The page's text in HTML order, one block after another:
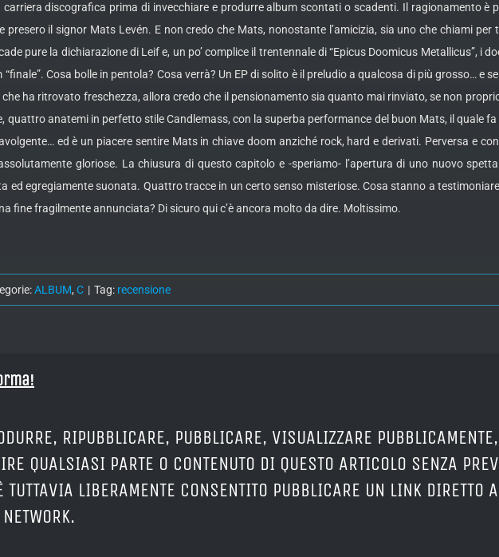
carriera discografica prima di invecchiare e produrre album scontati o scadenti. Il ragionamento è
presero il signor Mats Levén. E non credo che Mats, nonostante l’amicizia, sia uno che chiami
pure la dichiarazione di Leif e, un po’ complice il trentennale di “Epicus Doomicus Metallicus”, i
“finale”. Cosa bolle in pentola? Cosa verrà? Un EP di solito è il preludio a qualcosa di più grosso… e
che ha ritrovato freschezza, allora credo che il pensionamento sia quanto mai rinviato, se non
anatemi in perfetto stile Candlemass, con la superba performance del buon Mats, il quale
ed è un piacere sentire Mats in chiave doom anziché rock, hard e derivati. Perversa e
gloriose. La chiusura di questo capitolo e -speriamo- l’apertura di uno nuovo
ed egregiamente suonata. Quattro tracce in un certo senso misteriose. Cosa stanno a
fine fragilmente annunciata? Di sicuro qui c’è ancora molto da dire. Moltissimo.
ALBUM, C | Tag: recensione
RIPUBBLICARE, PUBBLICARE, VISUALIZZARE
QUALSIASI PARTE O CONTENUTO DI QUESTO ARTICOLO SENZA
LIBERAMENTE CONSENTITO PUBBLICARE UN LINK DIRETTO